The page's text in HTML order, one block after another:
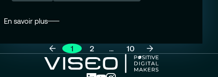
En savoir plus
1 2 … 10